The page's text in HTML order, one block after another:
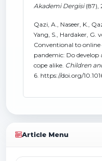
Akademi Dergisi(87),
Qazi, A., Naseer, K.,
Yang, S., Hardaker, G.
Conventional to
pandemic: Do develop
cope alike. Children
6. https://doi.org/
Article Menu